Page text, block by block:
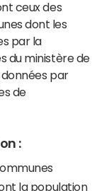
ceux des
dont les
par la
du ministère de
données par
de
:
la population